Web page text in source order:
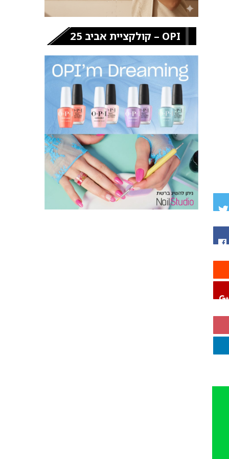
OPI – קולקציית אביב 25